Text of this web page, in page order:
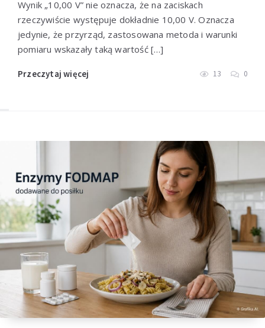
Wynik „10,00 V” nie oznacza, że na zaciskach
rzeczywiście występuje dokładnie 10,00 V. Oznacza
jedynie, że przyrząd, zastosowana metoda i warunki
pomiaru wskazały taką wartość […]
Przeczytaj więcej 13 0